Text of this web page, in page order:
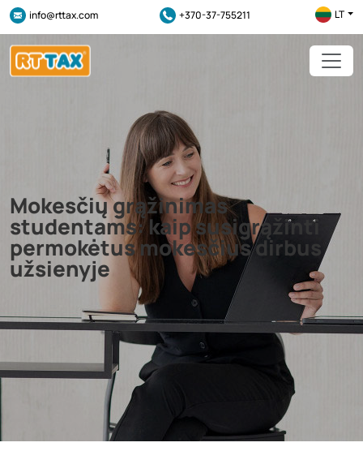
info@rttax.com +370-37-755211 LT
Mokesčių grąžinimas
studentams: kaip susigrąžinti
permokėtus mokesčius dirbus
užsienyje